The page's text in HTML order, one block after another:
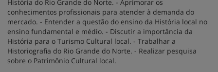
História do Rio Grande do Norte. - Aprimorar os
conhecimentos profissionais para atender à demanda do
mercado. - Entender a questão do ensino da História local no
ensino fundamental e médio. - Discutir a importância da
História para o Turismo Cultural local. - Trabalhar a
Historiografia do Rio Grande do Norte. - Realizar pesquisa
sobre o Patrimônio Cultural local.